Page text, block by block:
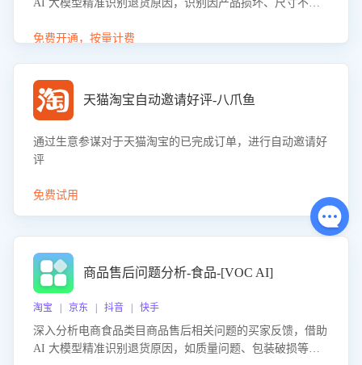
AI 大模型精准识别退货原因，识别因产品损坏、尺寸不符
力商家优化产品或服务，实现销售额的显著提升。
免费开通，按量计费
天猫淘宝自动邀请好评-八爪鱼
通过生意参谋对于天猫淘宝的已完成订单，进行自动邀请好
评
免费试用
商品售后问题分析-食品-[VOC AI]
淘宝 | 京东 | 抖音 | 快手
深入分析电商食品类目商品售后相关问题的买家反馈，借助
AI 大模型精准识别退货原因，如质量问题、包装破损等，